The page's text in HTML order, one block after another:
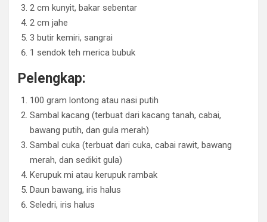
2 cm kunyit, bakar sebentar
2 cm jahe
3 butir kemiri, sangrai
1 sendok teh merica bubuk
Pelengkap:
100 gram lontong atau nasi putih
Sambal kacang (terbuat dari kacang tanah, cabai,
bawang putih, dan gula merah)
Sambal cuka (terbuat dari cuka, cabai rawit, bawang
merah, dan sedikit gula)
Kerupuk mi atau kerupuk rambak
Daun bawang, iris halus
Seledri, iris halus